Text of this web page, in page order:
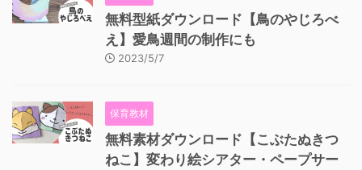
無料型紙ダウンロード【鳥のやじろべ
え】愛鳥週間の制作にも
2023/5/7
保育教材
無料素材ダウンロード【こぶたぬきつ
ねこ】変わり絵シアター・ペープサー